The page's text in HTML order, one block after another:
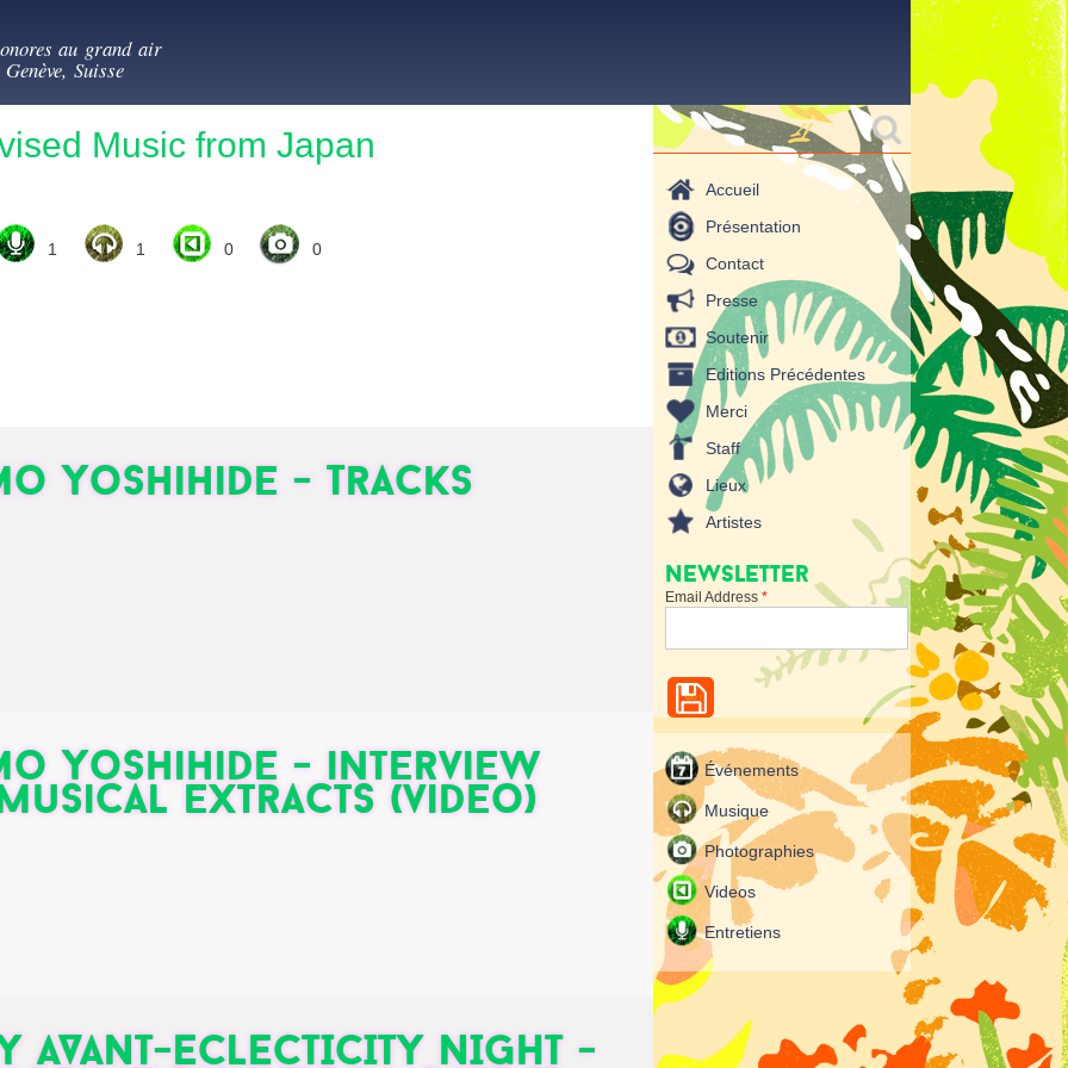
au vert
au grand air
Suisse
Music from Japan
1 1 0 0
Yoshihide - Tracks
Yoshihide - interview
extracts (video)
AVANT-ECLECTICITY NIGHT -
Formulaire de
recherche
Rechercher
Accueil
Présentation
Contact
Presse
Soutenir
Editions Précédentes
Merci
Staff
Lieux
Artistes
Newsletter
Email Address *
Événements
Musique
Photographies
Videos
Entretiens